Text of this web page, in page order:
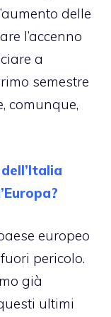
delle
l’accenno
a
semestre
comunque,
europeo
pericolo.
già
ultimi